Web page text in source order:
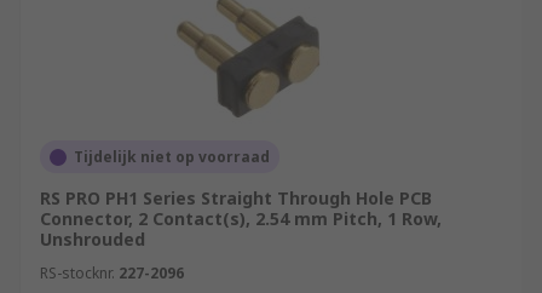
Tijdelijk niet op voorraad
RS PRO PH1 Series Straight Through Hole PCB
Connector, 2 Contact(s), 2.54 mm Pitch, 1 Row,
Unshrouded
RS-stocknr. 227-2096